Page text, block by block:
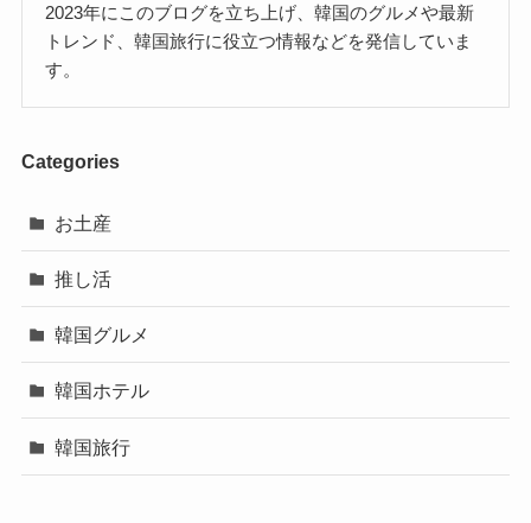
2023年にこのブログを立ち上げ、韓国のグルメや最新
トレンド、韓国旅行に役立つ情報などを発信していま
す。
Categories
お土産
推し活
韓国グルメ
韓国ホテル
韓国旅行